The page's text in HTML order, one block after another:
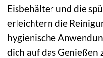
Eisbehälter und die
erleichtern die
hygienische
dich auf das Genießen